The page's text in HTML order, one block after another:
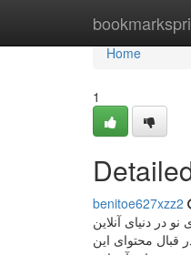
Home
Home
1
benitoe627xzz2
در دنیای آنلاین
قبال محتوای این